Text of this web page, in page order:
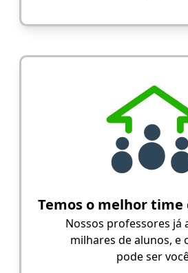
Temos o melhor time
Nossos professores já
milhares de alunos, e
pode ser